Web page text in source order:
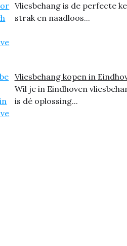
Vliesbehang is de perfecte
strak en naadloos...
Vliesbehang kopen in
Wil je in Eindhoven
is dé oplossing...